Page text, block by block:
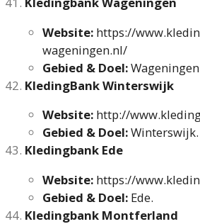
Website: https://
wageningen.nl/
Gebied & Doel:
KledingBank Winterswijk
Website: http://
Gebied & Doel:Winterswijk.
Kledingbank Ede
Website: https://
Gebied & Doel: Ede.
Kledingbank Montferland